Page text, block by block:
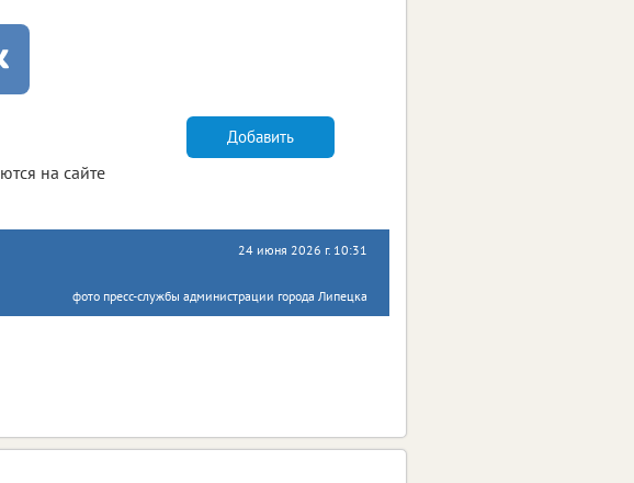
на сайте
Добавить
24 июня 2026 г. 10:31
фото пресс-службы администрации города Липецка